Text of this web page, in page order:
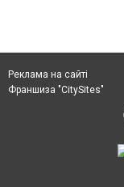
Реклама на сайті
Франшиза "CitySites"